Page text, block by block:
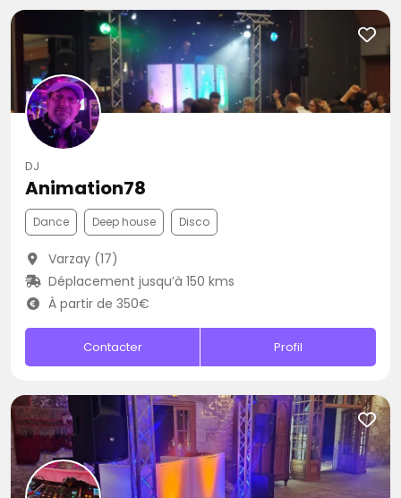
DJ
Animation78
Dance Deep house Disco
Varzay (17)
Déplacement jusqu’à 150 kms
À partir de 350€
Contacter Profil